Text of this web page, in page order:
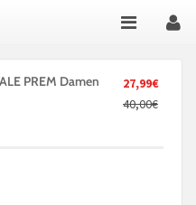
27,99€
40,00€
PREM Damen